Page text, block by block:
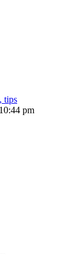
tips
pm